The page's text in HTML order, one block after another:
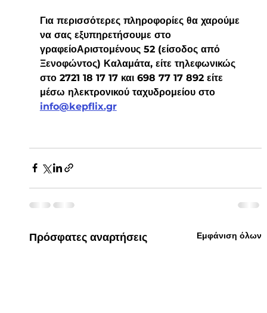
Για περισσότερες πληροφορίες θα χαρούμε
να σας εξυπηρετήσουμε στο
γραφείοΑριστομένους 52 (είσοδος από
Ξενοφώντος) Καλαμάτα, είτε τηλεφωνικώς
στο 2721 18 17 17 και 698 77 17 892 είτε
μέσω ηλεκτρονικού ταχυδρομείου στο
info@kepflix.gr
Πρόσφατες αναρτήσεις Εμφάνιση όλων